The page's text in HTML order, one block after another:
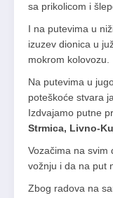
sa prikolicom i
I na putevima u
izuzev dionica u
mokrom kolovozu.
Na putevima u
poteškoće stvara
Izdvajamo putne
Strmica, Livno-
Vozačima na svim
vožnju i da na put
Zbog radova na